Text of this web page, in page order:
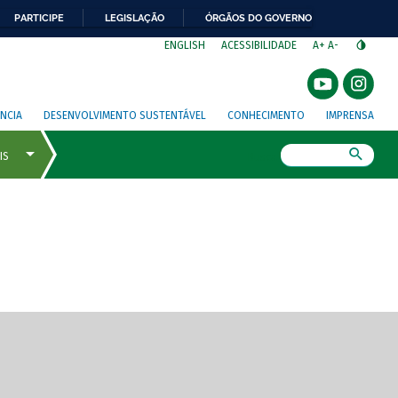
PARTICIPE LEGISLAÇÃO ÓRGÃOS DO GOVERNO
ENGLISH ACESSIBILIDADE A+ A-
DESENVOLVIMENTO SUSTENTÁVEL CONHECIMENTO IMPRENSA
de tela